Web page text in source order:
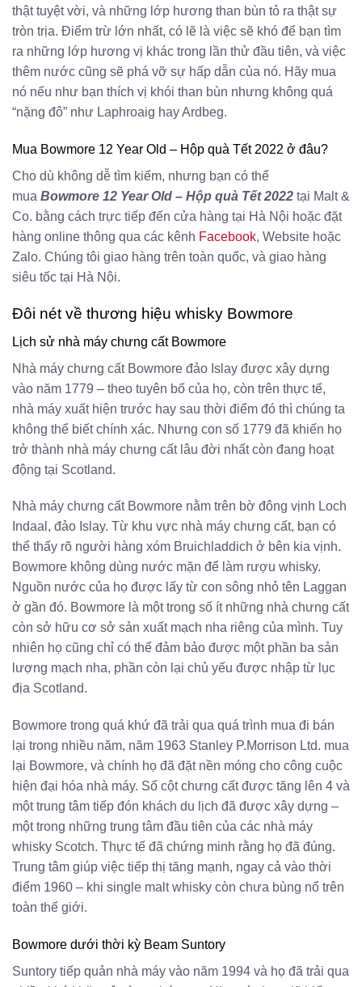
thật tuyệt vời, và những lớp hương than bùn tỏ ra thật sự
tròn trịa. Điểm trừ lớn nhất, có lẽ là việc sẽ khó để bạn tìm
ra những lớp hương vị khác trong lần thử đầu tiên, và việc
thêm nước cũng sẽ phá vỡ sự hấp dẫn của nó. Hãy mua
nó nếu như bạn thích vị khói than bùn nhưng không quá
“nặng đô” như Laphroaig hay Ardbeg.
Mua Bowmore 12 Year Old – Hộp quà Tết 2022 ở đâu?
Cho dù không dễ tìm kiếm, nhưng bạn có thể
mua Bowmore 12 Year Old – Hộp quà Tết 2022 tại Malt &
Co. bằng cách trực tiếp đến cửa hàng tại Hà Nội hoặc đặt
hàng online thông qua các kênh Facebook, Website hoặc
Zalo. Chúng tôi giao hàng trên toàn quốc, và giao hàng
siêu tốc tại Hà Nội.
Đôi nét về thương hiệu whisky Bowmore
Lịch sử nhà máy chưng cất Bowmore
Nhà máy chưng cất Bowmore đảo Islay được xây dựng
vào năm 1779 – theo tuyên bố của họ, còn trên thực tế,
nhà máy xuất hiện trước hay sau thời điểm đó thì chúng ta
không thể biết chính xác. Nhưng con số 1779 đã khiến họ
trở thành nhà máy chưng cất lâu đời nhất còn đang hoạt
động tại Scotland.
Nhà máy chưng cất Bowmore nằm trên bờ đông vịnh Loch
Indaal, đảo Islay. Từ khu vực nhà máy chưng cất, bạn có
thể thấy rõ người hàng xóm Bruichladdich ở bên kia vịnh.
Bowmore không dùng nước mặn để làm rượu whisky.
Nguồn nước của họ được lấy từ con sông nhỏ tên Laggan
ở gần đó. Bowmore là một trong số ít những nhà chưng cất
còn sở hữu cơ sở sản xuất mạch nha riêng của mình. Tuy
nhiên họ cũng chỉ có thể đảm bảo được một phần ba sản
lượng mạch nha, phần còn lại chủ yếu được nhập từ lục
địa Scotland.
Bowmore trong quá khứ đã trải qua quá trình mua đi bán
lại trong nhiều năm, năm 1963 Stanley P.Morrison Ltd. mua
lại Bowmore, và chính họ đã đặt nền móng cho công cuộc
hiện đại hóa nhà máy. Số cột chưng cất được tăng lên 4 và
một trung tâm tiếp đón khách du lịch đã được xây dựng –
một trong những trung tâm đầu tiên của các nhà máy
whisky Scotch. Thực tế đã chứng minh rằng họ đã đúng.
Trung tâm giúp việc tiếp thị tăng mạnh, ngay cả vào thời
điểm 1960 – khi single malt whisky còn chưa bùng nổ trên
toàn thế giới.
Bowmore dưới thời kỳ Beam Suntory
Suntory tiếp quản nhà máy vào năm 1994 và họ đã trải qua